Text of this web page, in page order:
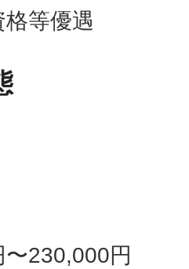
等優遇
230,000円